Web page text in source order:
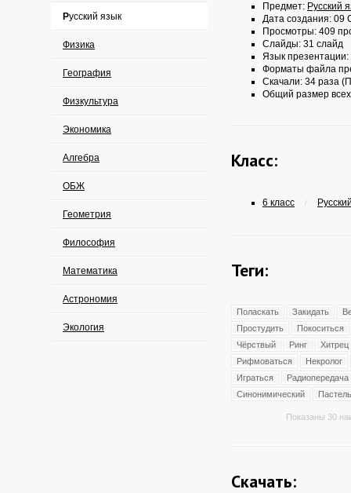
Русский язык
Физика
География
Физкультура
Экономика
Алгебра
ОБЖ
Геометрия
Философия
Математика
Астрономия
Экология
Предмет: Русский
Дата создания: 09
Просмотры: 409
Слайды: 31 слайд
Язык презентации:
Форматы файла
Скачали: 34 раза
Общий размер
Класс:
6 класс /
Теги:
Поласкать Закидать
Простудить
Покоситься
Чёрствый
Ринг
Хитрец
Рифмоваться
Некролог
Играться
Радиопередача
Синонимический
Пастель
Показаны 30
Скачать: